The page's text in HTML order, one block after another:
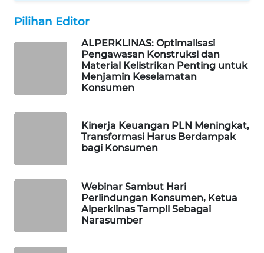
Pilihan Editor
ALPERKLINAS: Optimalisasi
Pengawasan Konstruksi dan
Material Kelistrikan Penting untuk
Menjamin Keselamatan
Konsumen
Kinerja Keuangan PLN Meningkat,
Transformasi Harus Berdampak
bagi Konsumen
Webinar Sambut Hari
Perlindungan Konsumen, Ketua
Alperklinas Tampil Sebagai
Narasumber
WAHANA
WALINKI
ID